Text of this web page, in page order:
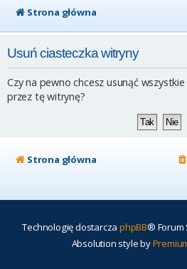
Strona główna
Usuń ciasteczka witryny
Czy na pewno chcesz usunąć
przez tę witrynę?
Strona główna
Technologię dostarcza phpBB® Forum
Absolution style by